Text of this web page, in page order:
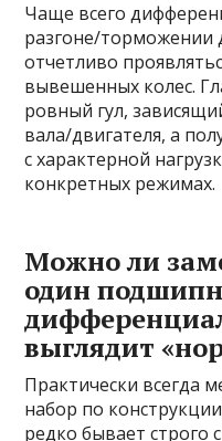
Чаще всего
разгоне/торможении
отчетливо
вывешенных колес.
ровный гул,
вала/двигателя, а
с характерной
конкретных режимах.
Можно ли
один
выглядит
Практически всегда
набор по
редко бывает строго